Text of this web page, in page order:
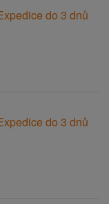
do 3 dnů
do 3 dnů